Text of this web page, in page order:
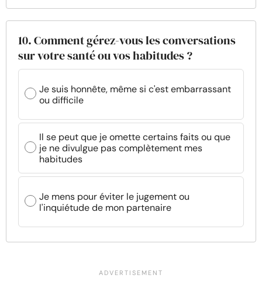
10. Comment gérez-vous les conversations
sur votre santé ou vos habitudes ?
Je suis honnête, même si c'est embarrassant
ou difficile
Il se peut que je omette certains faits ou que
je ne divulgue pas complètement mes
habitudes
Je mens pour éviter le jugement ou
l'inquiétude de mon partenaire